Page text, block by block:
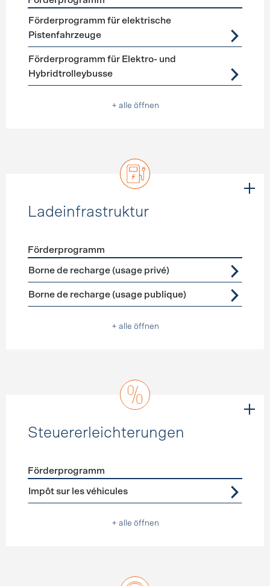
Förderprogramme Elektrofahrzeuge
Förderprogramm für elektrische
Pistenfahrzeuge
Förderprogramm für Elektro- und
Hybridtrolleybusse
+ alle öffnen
Ladeinfrastruktur
Förderprogramme Ladeinfrastruktur
Förderprogramm
Borne de recharge (usage privé)
Borne de recharge (usage publique)
+ alle öffnen
Steuererleichterungen
Förderprogramme Steuererleichterungen
Förderprogramm
Impôt sur les véhicules
+ alle öffnen